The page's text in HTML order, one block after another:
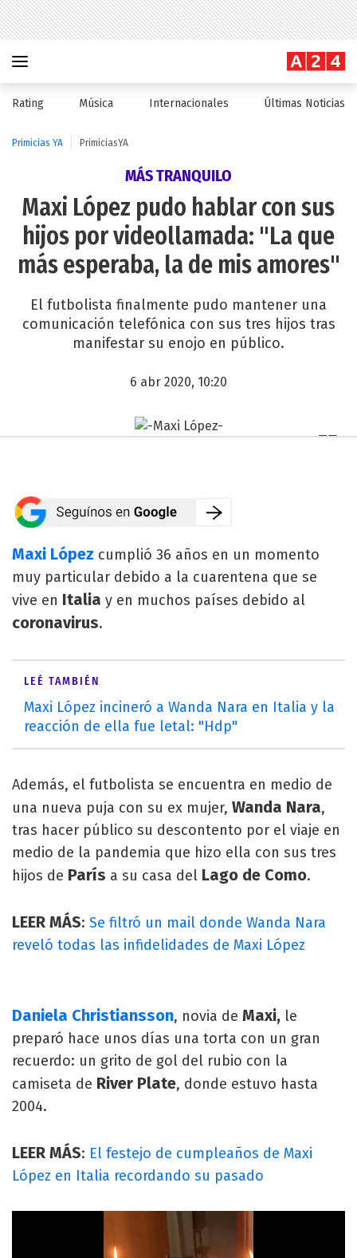
Rating Música Internacionales Últimas Noticias
Primicias YA PrimiciasYA
MÁS TRANQUILO
Maxi López pudo hablar con sus
hijos por videollamada: "La que
más esperaba, la de mis amores"
El futbolista finalmente pudo mantener una
comunicación telefónica con sus tres hijos tras
manifestar su enojo en público.
6 abr 2020, 10:20
Maxi López cumplió 36 años en un momento
muy particular debido a la cuarentena que se
vive en Italia y en muchos países debido al
coronavirus.
LEÉ TAMBIÉN
Maxi López incineró a Wanda Nara en Italia y la
reacción de ella fue letal: "Hdp"
Además, el futbolista se encuentra en medio de
una nueva puja con su ex mujer, Wanda Nara,
tras hacer público su descontento por el viaje en
medio de la pandemia que hizo ella con sus tres
hijos de París a su casa del Lago de Como.
LEER MÁS: Se filtró un mail donde Wanda Nara
reveló todas las infidelidades de Maxi López
Daniela Christiansson, novia de Maxi, le
preparó hace unos días una torta con un gran
recuerdo: un grito de gol del rubio con la
camiseta de River Plate, donde estuvo hasta
2004.
LEER MÁS: El festejo de cumpleaños de Maxi
López en Italia recordando su pasado